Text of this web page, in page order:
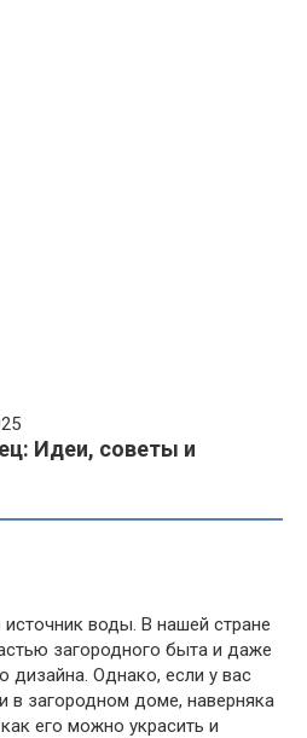
Идеи, советы и
воды. В нашей стране
загородного быта и даже
дизайна. Однако, если у вас
в загородном доме, наверняка
его можно украсить и